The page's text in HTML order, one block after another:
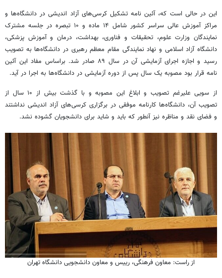
این در حالی است که، آئین نامه تشکیل کرسی‌های آزاد اندیشی در دانشگاه‌ها و
مراکز آموزش عالی سراسر کشور شامل ۱۴ ماده و ۱۰ تبصره در جلسه مشترک
نمایندگان وزارت علوم، تحقیقات و فناوری، بهداشت، درمان و آموزش پزشکی،
دانشگاه آزاد اسلامی و نهاد نمایندگی مقام معظم رهبری در دانشگاه‌ها به تصویب
رسید و اجازه اجرای آزمایشی آن در سال ۸۹ صادر شد. براساس مفاد این آئین
نامه قرار بود مصوبه یک سال پس از دوره آزمایشی در دانشگاه‌ها به اجرا در آید.
از سویی علیرغم تصویب و ابلاغ این مصوبه و با گذشت بیش از ۱۰ سال از
تصویب آن، دانشگاه‌ها کارنامه موفقی در برگزاری کرسی‌های آزاد اندیشی نداشتند
و فضای نقد و مناظره نیز آنطور که باید و شاید برای دانشجویان گشوده نشد.
از راست: معاون فرهنگی، رییس و معاون دانشجویی دانشگاه تهران